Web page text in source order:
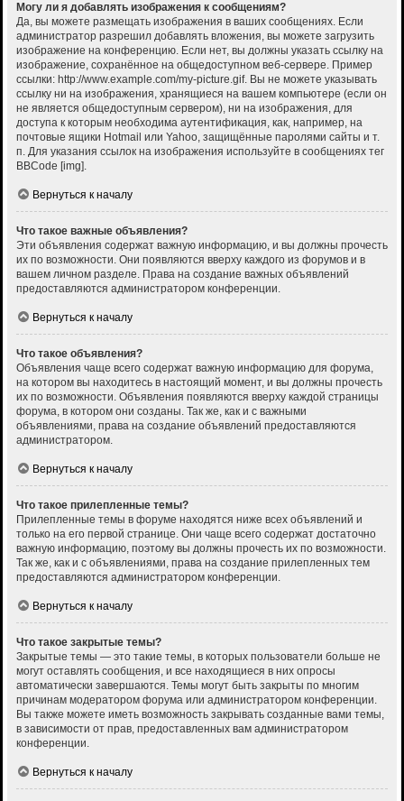
Могу ли я добавлять изображения к сообщениям?
Да, вы можете размещать изображения в ваших сообщениях. Если
администратор разрешил добавлять вложения, вы можете загрузить
изображение на конференцию. Если нет, вы должны указать ссылку на
изображение, сохранённое на общедоступном веб-сервере. Пример
ссылки: http://www.example.com/my-picture.gif. Вы не можете указывать
ссылку ни на изображения, хранящиеся на вашем компьютере (если он
не является общедоступным сервером), ни на изображения, для
доступа к которым необходима аутентификация, как, например, на
почтовые ящики Hotmail или Yahoo, защищённые паролями сайты и т.
п. Для указания ссылок на изображения используйте в сообщениях тег
BBCode [img].
Вернуться к началу
Что такое важные объявления?
Эти объявления содержат важную информацию, и вы должны прочесть
их по возможности. Они появляются вверху каждого из форумов и в
вашем личном разделе. Права на создание важных объявлений
предоставляются администратором конференции.
Вернуться к началу
Что такое объявления?
Объявления чаще всего содержат важную информацию для форума,
на котором вы находитесь в настоящий момент, и вы должны прочесть
их по возможности. Объявления появляются вверху каждой страницы
форума, в котором они созданы. Так же, как и с важными
объявлениями, права на создание объявлений предоставляются
администратором.
Вернуться к началу
Что такое прилепленные темы?
Прилепленные темы в форуме находятся ниже всех объявлений и
только на его первой странице. Они чаще всего содержат достаточно
важную информацию, поэтому вы должны прочесть их по возможности.
Так же, как и с объявлениями, права на создание прилепленных тем
предоставляются администратором конференции.
Вернуться к началу
Что такое закрытые темы?
Закрытые темы — это такие темы, в которых пользователи больше не
могут оставлять сообщения, и все находящиеся в них опросы
автоматически завершаются. Темы могут быть закрыты по многим
причинам модератором форума или администратором конференции.
Вы также можете иметь возможность закрывать созданные вами темы,
в зависимости от прав, предоставленных вам администратором
конференции.
Вернуться к началу